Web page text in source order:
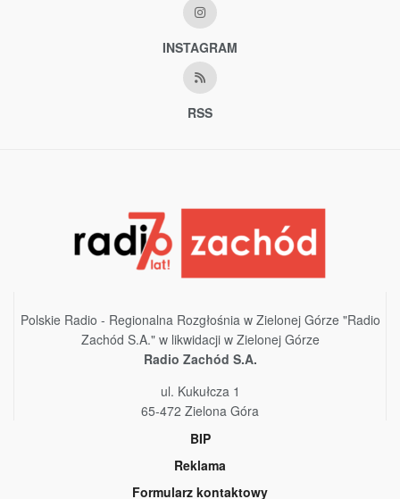
INSTAGRAM
RSS
Polskie Radio - Regionalna Rozgłośnia w Zielonej Górze "Radio
Zachód S.A." w likwidacji w Zielonej Górze
Radio Zachód S.A.
ul. Kukułcza 1
65-472 Zielona Góra
BIP
Reklama
Formularz kontaktowy